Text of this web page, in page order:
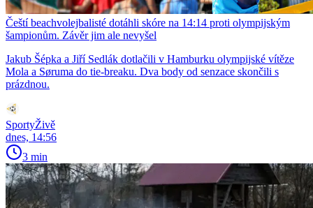
Čeští beachvolejbalisté dotáhli skóre na 14:14 proti olympijským
šampionům. Závěr jim ale nevyšel
Jakub Šépka a Jiří Sedlák dotlačili v Hamburku olympijské vítěze
Mola a Søruma do tie-breaku. Dva body od senzace skončili s
prázdnou.
SportyŽivě
dnes, 14:56
3 min